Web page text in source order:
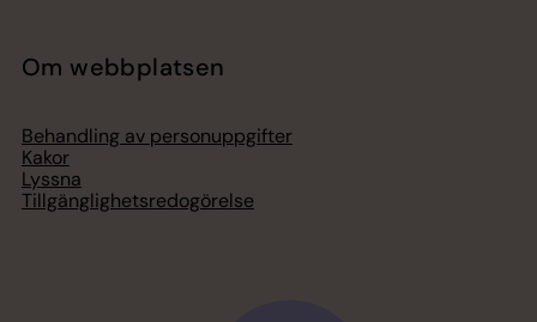
Om webbplatsen
Behandling av personuppgifter
Kakor
Lyssna
Tillgänglighetsredogörelse